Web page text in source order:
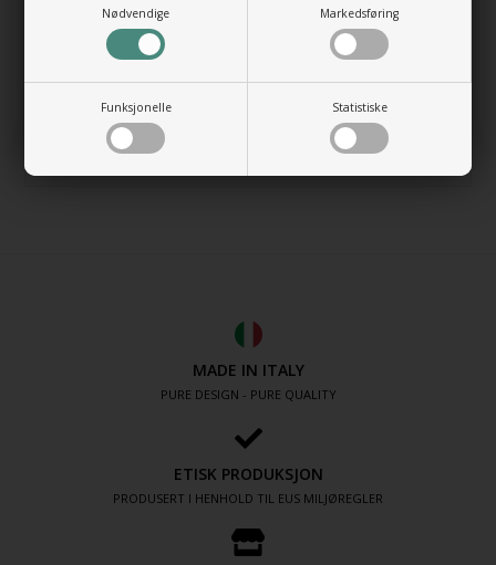
Nødvendige Markedsføring
Funksjonelle Statistiske
Bunnventil Push i forkrommet messing
+602,00 NOK
Gå til varen
Bunnventil Free Flow i i forkrommet
messing
+492,00 NOK
MADE IN ITALY
PURE DESIGN - PURE QUALITY
ETISK PRODUKSJON
PRODUSERT I HENHOLD TIL EUS MILJØREGLER